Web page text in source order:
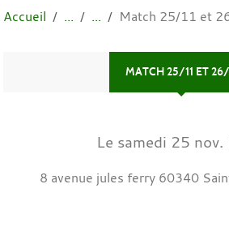
Accueil Match 25/11 et
MATCH 25/11 ET 26/
Le samedi 25 nov.
8 avenue jules ferry 60340